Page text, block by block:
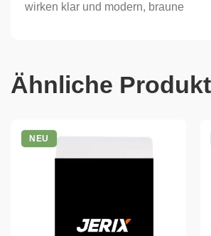
wirken klar und modern, braune
Ähnliche
NEU